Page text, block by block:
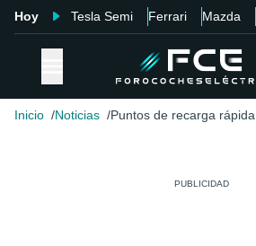
Hoy Tesla Semi Ferrari Mazda
Inicio Noticias Puntos de recarga rápida